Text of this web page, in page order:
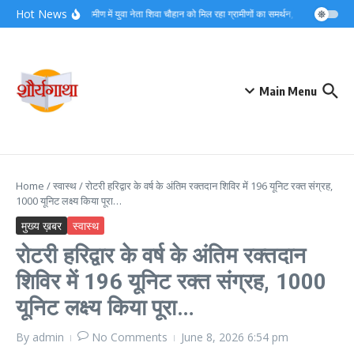
Skip to content
Hot Newsहरिद्वार ग्रामीण में युवा नेता शिवा चौहान को मिल रहा ग्रामीणों का समर्थन, कुण्डी गांव में
Main Menu
Home /स्वास्थ/रोटरी हरिद्वार के वर्ष के अंतिम रक्तदान शिविर में 196 यूनिट रक्त संग्रह,
1000 यूनिट लक्ष्य किया पूरा…
मुख्य ख़बर स्वास्थ
रोटरी हरिद्वार के वर्ष के अंतिम रक्तदान
शिविर में 196 यूनिट रक्त संग्रह, 1000
यूनिट लक्ष्य किया पूरा…
By admin No Comments June 8, 2026 6:54 pm